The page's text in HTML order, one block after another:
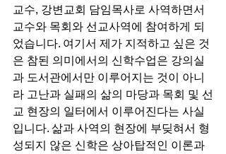
교수, 강변교회 담임목사로 사역하면서
교수와 목회와 선교사역에 참여하게 되
었습니다. 여기서 제가 지적하고 싶은 것
은 참된 의미에서의 신학수업은 강의실
과 도서관에서만 이루어지는 것이 아니
라 고난과 실패의 삶의 마당과 목회 및 선
교 현장의 일터에서 이루어진다는 사실
입니다. 삶과 사역의 현장에 부딪혀서 형
성되지 않은 신학은 상아탑적인 이론과